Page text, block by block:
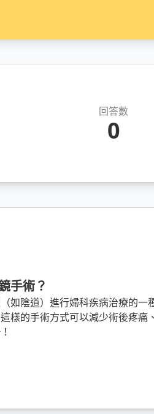
回答數
0
手術？
如陰道）進行婦科疾病治療的一
樣的手術方式可以減少術後疼痛